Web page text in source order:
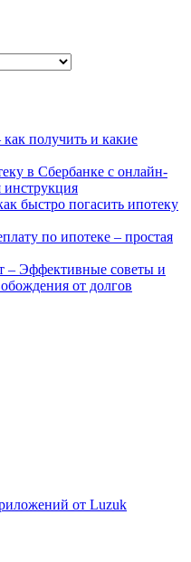
получить и какие
в Сбербанке с онлайн-
инструкция
быстро погасить ипотеку
по ипотеке – простая
– Эффективные советы и
от долгов
от Luzuk